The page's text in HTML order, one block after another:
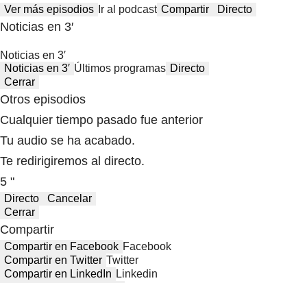
Ver más episodios Ir al podcast Compartir Directo
Noticias en 3′
Noticias en 3′
Noticias en 3′ Últimos programas Directo
Cerrar
Otros episodios
Cualquier tiempo pasado fue anterior
Tu audio se ha acabado.
Te redirigiremos al directo.
5 "
Directo
Cancelar
Cerrar
Compartir
Compartir en Facebook Facebook
Compartir en Twitter Twitter
Compartir en LinkedIn Linkedin